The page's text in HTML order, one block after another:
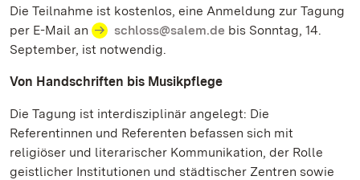
Die Teilnahme ist kostenlos, eine Anmeldung zur Tagung
per E-Mail an
schloss@salem.de bis Sonntag, 14.
September, ist notwendig.
Von Handschriften bis Musikpflege
Die Tagung ist interdisziplinär angelegt: Die
Referentinnen und Referenten befassen sich mit
religiöser und literarischer Kommunikation, der Rolle
geistlicher Institutionen und städtischer Zentren sowie